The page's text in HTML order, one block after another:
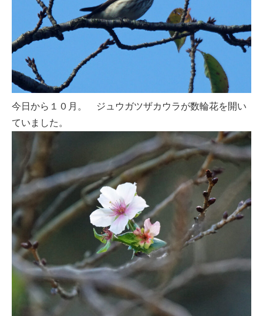
今日から１０月。 ジュウガツザカウラが数輪花を開い
ていました。